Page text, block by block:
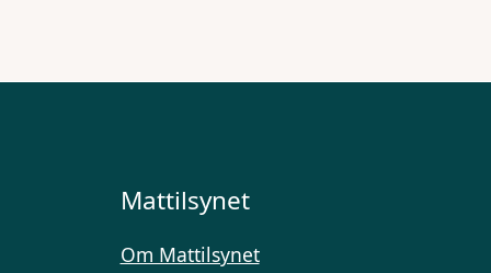
Mattilsynet
Om Mattilsynet